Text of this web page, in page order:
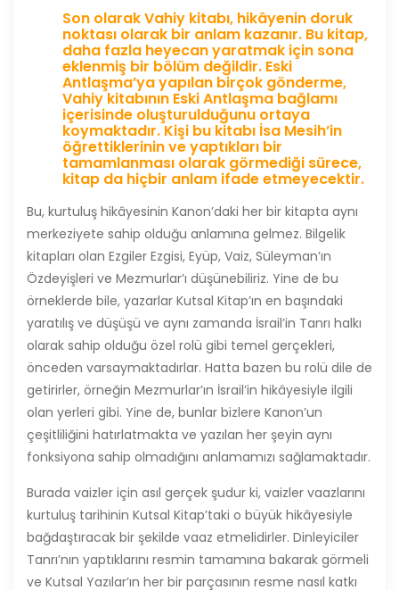
Son olarak Vahiy kitabı, hikâyenin doruk
noktası olarak bir anlam kazanır. Bu kitap,
daha fazla heyecan yaratmak için sona
eklenmiş bir bölüm değildir. Eski
Antlaşma’ya yapılan birçok gönderme,
Vahiy kitabının Eski Antlaşma bağlamı
içerisinde oluşturulduğunu ortaya
koymaktadır. Kişi bu kitabı İsa Mesih’in
öğrettiklerinin ve yaptıkları bir
tamamlanması olarak görmediği sürece,
kitap da hiçbir anlam ifade etmeyecektir.
Bu, kurtuluş hikâyesinin Kanon’daki her bir kitapta aynı
merkeziyete sahip olduğu anlamına gelmez. Bilgelik
kitapları olan Ezgiler Ezgisi, Eyüp, Vaiz, Süleyman’ın
Özdeyişleri ve Mezmurlar’ı düşünebiliriz. Yine de bu
örneklerde bile, yazarlar Kutsal Kitap’ın en başındaki
yaratılış ve düşüşü ve aynı zamanda İsrail’in Tanrı halkı
olarak sahip olduğu özel rolü gibi temel gerçekleri,
önceden varsaymaktadırlar. Hatta bazen bu rolü dile de
getirirler, örneğin Mezmurlar’ın İsrail’in hikâyesiyle ilgili
olan yerleri gibi. Yine de, bunlar bizlere Kanon’un
çeşitliliğini hatırlatmakta ve yazılan her şeyin aynı
fonksiyona sahip olmadığını anlamamızı sağlamaktadır.
Burada vaizler için asıl gerçek şudur ki, vaizler vaazlarını
kurtuluş tarihinin Kutsal Kitap’taki o büyük hikâyesiyle
bağdaştıracak bir şekilde vaaz etmelidirler. Dinleyiciler
Tanrı’nın yaptıklarını resmin tamamına bakarak görmeli
ve Kutsal Yazılar’ın her bir parçasının resme nasıl katkı